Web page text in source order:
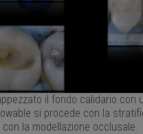
il fondo calidario con
si procede con la
la modellazione occlusale.